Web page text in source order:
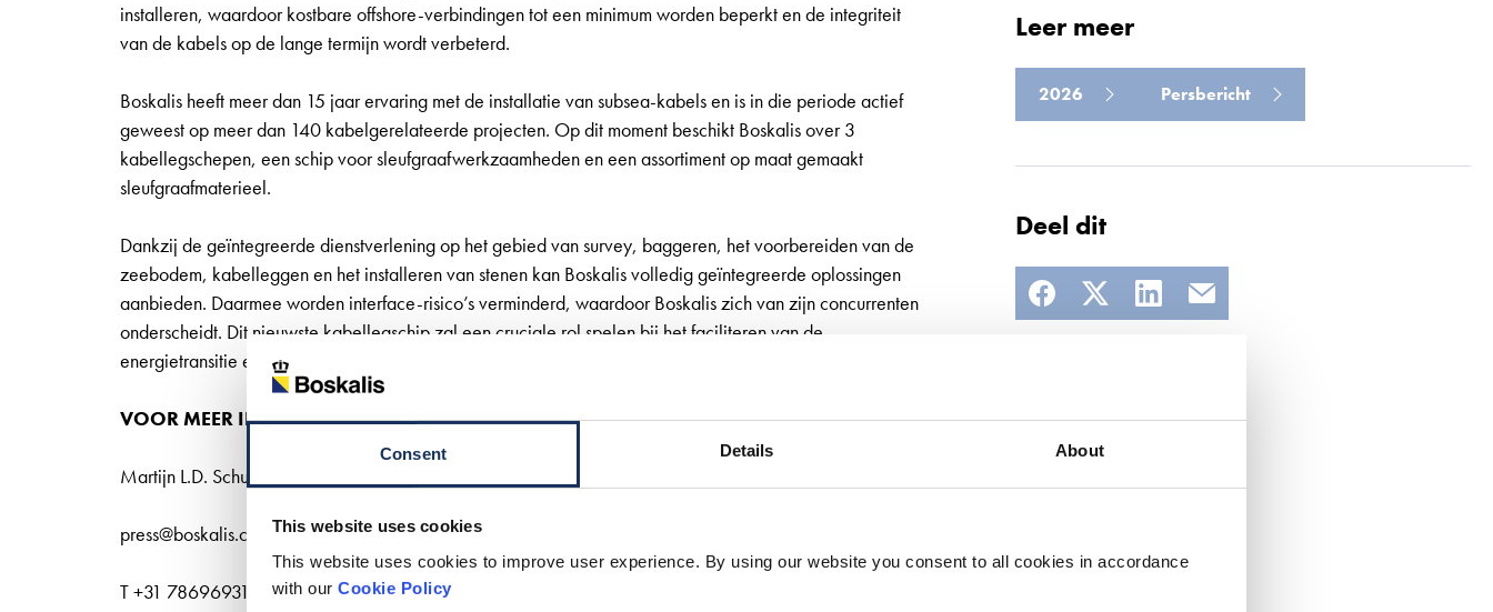
Consent Details About
This website uses cookies
This website uses cookies to improve user experience. By using our website you consent to all cookies in accordance
with our Cookie Policy
installeren, waardoor kostbare offshore-verbindingen tot een minimum worden beperkt en de integriteit
van de kabels op de lange termijn wordt verbeterd.
Boskalis heeft meer dan 15 jaar ervaring met de installatie van subsea-kabels en is in die periode actief
geweest op meer dan 140 kabelgerelateerde projecten. Op dit moment beschikt Boskalis over 3
kabellegschepen, een schip voor sleufgraafwerkzaamheden en een assortiment op maat gemaakt
sleufgraafmaterieel.
Dankzij de geïntegreerde dienstverlening op het gebied van survey, baggeren, het voorbereiden van de
zeebodem, kabelleggen en het installeren van stenen kan Boskalis volledig geïntegreerde oplossingen
aanbieden. Daarmee worden interface-risico’s verminderd, waardoor Boskalis zich van zijn concurrenten
onderscheidt. Dit nieuwste kabellegschip zal een cruciale rol spelen bij het faciliteren van de
energietransitie en het ondersteunen van de ontwikkeling van duurzame infrastructuur wereldwijd.
VOOR MEER INFORMATIE
Martijn L.D. Schuttevâer
press@boskalis.com
T +31 786969310
Lees meer
Leer meer
2026 Persbericht
Deel dit